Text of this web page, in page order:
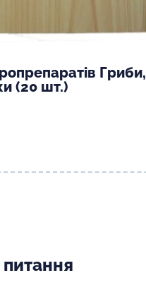
Гриби,
(20 шт.)